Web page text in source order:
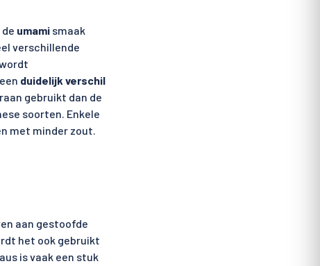
umami smaak
verschillende
duidelijk verschil
gebruikt dan de
soorten. Enkele
met minder zout.
aan gestoofde
het ook gebruikt
is vaak een stuk